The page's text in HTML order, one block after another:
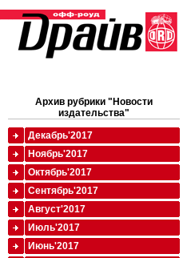
Архив рубрики "Новости
издательства"
Декабрь'2017
Ноябрь'2017
Октябрь'2017
Сентябрь'2017
Август'2017
Июль'2017
Июнь'2017